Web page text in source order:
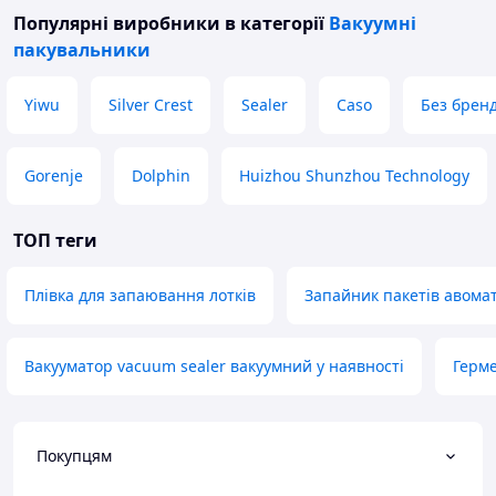
Популярні виробники в категорії Вакуумні
пакувальники
Yiwu Silver Crest Sealer Caso Без
Gorenje Dolphin Huizhou Shunzhou Technology
ТОП теги
Плівка для запаювання лотків Запайник пакетів
Вакууматор vacuum sealer вакуумний у наявності
Покупцям